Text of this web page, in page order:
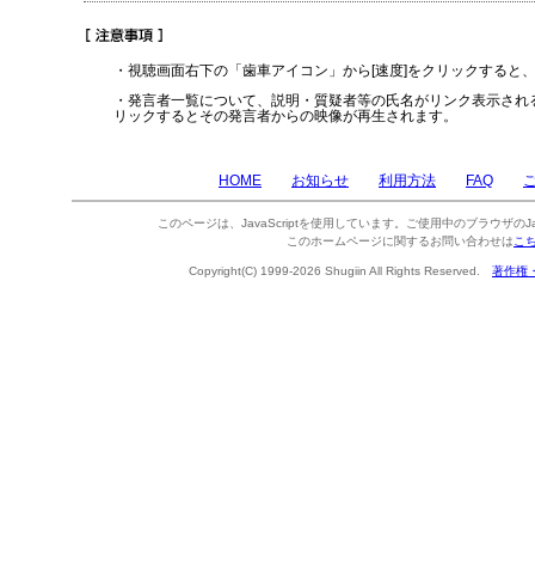
・視聴画面右下の「歯車アイコン」から[速度]をクリックすると
・発言者一覧について、説明・質疑者等の氏名がリンク表示さ
リックするとその発言者からの映像が再生されます。
HOME お知らせ 利用方法 FAQ
このページは、JavaScriptを使用しています。ご使用中のブラウザの
このホームページに関するお問い合わせは こ
Copyright(C) 1999-2026 Shugiin All Rights Reserved. 著作権